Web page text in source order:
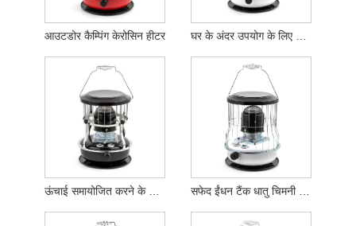
आउटडोर कैम्पिंग केरोसिन हीटर घर के अंदर उपयोग के लिए सफेद ईंधन टैंक केरोसिन हीटर